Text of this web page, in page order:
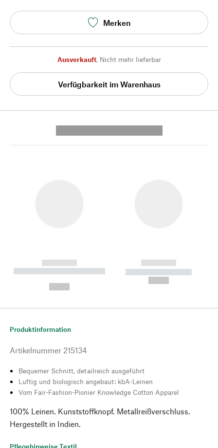
Merken
Ausverkauft, Nicht mehr lieferbar
Verfügbarkeit im Warenhaus
------------
----------- ----------- --------
------------
----------- -----------
Produktinformation
Artikelnummer 215134
Bequemer Schnitt, detailreich ausgeführt
Luftig und biologisch angebaut: kbA-Leinen
Vom Fair-Fashion-Pionier Knowledge Cotton Apparel
100% Leinen. Kunststoffknopf. Metallreißverschluss.
Hergestellt in Indien.
Pflegehinweise Textil